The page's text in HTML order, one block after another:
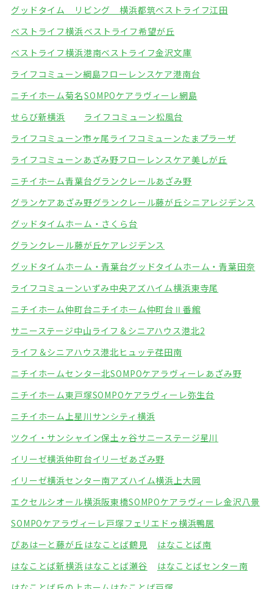
グッドタイム リビング 横浜都筑ベストライフ江田
ベストライフ横浜ベストライフ希望が丘
ベストライフ横浜港南ベストライフ金沢文庫
ライフコミューン綱島フローレンスケア港南台
ニチイホーム菊名SOMPOケアラヴィーレ網島
せらび新横浜
ライフコミューン松風台
ライフコミューン市ヶ尾ライフコミューンたまプラーザ
ライフコミューンあざみ野フローレンスケア美しが丘
ニチイホーム青葉台グランクレールあざみ野
グランケアあざみ野グランクレール藤が丘シニアレジデンス
グッドタイムホーム・さくら台
グランクレール藤が丘ケアレジデンス
グッドタイムホーム・青葉台グッドタイムホーム・青葉田奈
ライフコミューンいずみ中央アズハイム横浜東寺尾
ニチイホーム仲町台ニチイホーム仲町台Ⅱ番館
サニーステージ中山ライフ＆シニアハウス港北2
ライフ＆シニアハウス港北 ヒュッテ荏田南
ニチイホームセンター北SOMPOケアラヴィーレあざみ野
ニチイホーム東戸塚SOMPOケアラヴィーレ弥生台
ニチイホーム上星川 サンシティ横浜
ツクイ・サンシャイン保土ヶ谷サニーステージ星川
イリーゼ横浜仲町台イリーゼあざみ野
イリーゼ横浜センター南アズハイム横浜上大岡
エクセルシオール横浜阪東橋SOMPOケアラヴィーレ金沢八景
SOMPOケアラヴィーレ戸塚フェリエドゥ横浜鴨居
ぴあはーと藤が丘 はなことば鶴見
はなことば南
はなことば新横浜 はなことば瀬谷
はなことばセンター南